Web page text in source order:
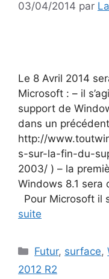
03/04/2014 par
Le 8 Avril 2014
Microsoft : – il
support de
dans un
http://
s-sur-la-fin-du-
2003/ ) – la
Windows 8.1 sera
Pour Microsoft il
suite
Catégories
Futur, surface,
2012 R2